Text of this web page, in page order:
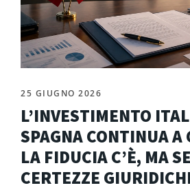
25 GIUGNO 2026
L’INVESTIMENTO
SPAGNA CONTINUA A
LA FIDUCIA C’È, MA
CERTEZZE